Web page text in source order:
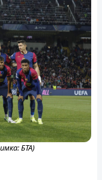
БТА)